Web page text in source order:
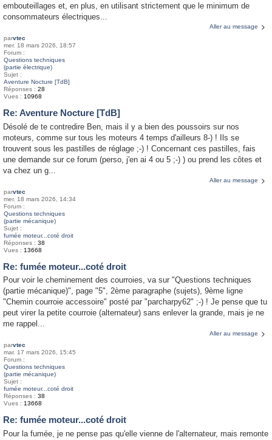
embouteillages et, en plus, en utilisant strictement que le minimum de
consommateurs électriques...
Aller au message
parvtec
mer. 18 mars 2026, 18:57
Forum :
Questions techniques
(partie électrique)
Sujet :
Aventure Nocture [TdB]
Réponses : 28
Vues : 10968
Re: Aventure Nocture [TdB]
Désolé de te contredire Ben, mais il y a bien des poussoirs sur nos
moteurs, comme sur tous les moteurs 4 temps d'ailleurs 8-) ! Ils se
trouvent sous les pastilles de réglage ;-) ! Concernant ces pastilles, fais
une demande sur ce forum (perso, j'en ai 4 ou 5 ;-) ) ou prend les côtes et
va chez un g...
Aller au message
parvtec
mer. 18 mars 2026, 14:34
Forum :
Questions techniques
(partie mécanique)
Sujet :
fumée moteur...coté droit
Réponses : 38
Vues : 13668
Re: fumée moteur...coté droit
Pour voir le cheminement des courroies, va sur "Questions techniques
(partie mécanique)", page "5", 2ème paragraphe (sujets), 9ème ligne
"Chemin courroie accessoire" posté par "parcharpy62" ;-) ! Je pense que tu
peut virer la petite courroie (alternateur) sans enlever la grande, mais je ne
me rappel...
Aller au message
parvtec
mar. 17 mars 2026, 15:45
Forum :
Questions techniques
(partie mécanique)
Sujet :
fumée moteur...coté droit
Réponses : 38
Vues : 13668
Re: fumée moteur...coté droit
Pour la fumée, je ne pense pas qu'elle vienne de l'alternateur, mais remonte